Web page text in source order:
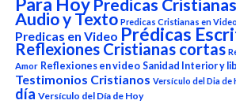
Para Hoy Predicas
Audio y Texto Predicas Cristianas en
Predicas en Video Prédicas
Reflexiones Cristianas cortas
Amor Reflexiones en video Sanidad Interior y
Testimonios Cristianos Versículo del Dia de
día Versículo del Día de Hoy